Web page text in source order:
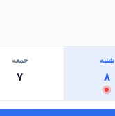
جمعه
۷
شنبه
۸